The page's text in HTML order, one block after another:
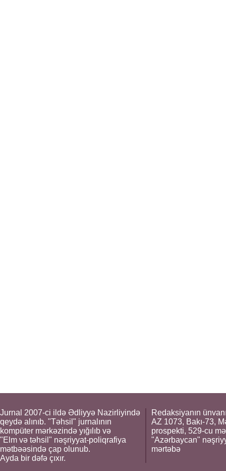
Jurnal 2007-ci ildə Ədliyyə Nazirliyində
qeydə alınıb. "Təhsil" jurnalının
kompüter mərkəzində yığılıb və
"Elm və təhsil" nəşriyyat-poliqrafiya
mətbəəsində çap olunub.
Ayda bir dəfə çıxır.
Redaksiyanın
AZ 1073, Bakı-73,
prospekti, 529-cu
"Azərbaycan"
mərtəbə